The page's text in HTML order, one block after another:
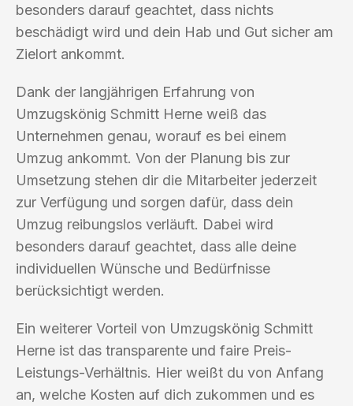
besonders darauf geachtet, dass nichts
beschädigt wird und dein Hab und Gut sicher am
Zielort ankommt.
Dank der langjährigen Erfahrung von
Umzugskönig Schmitt Herne weiß das
Unternehmen genau, worauf es bei einem
Umzug ankommt. Von der Planung bis zur
Umsetzung stehen dir die Mitarbeiter jederzeit
zur Verfügung und sorgen dafür, dass dein
Umzug reibungslos verläuft. Dabei wird
besonders darauf geachtet, dass alle deine
individuellen Wünsche und Bedürfnisse
berücksichtigt werden.
Ein weiterer Vorteil von Umzugskönig Schmitt
Herne ist das transparente und faire Preis-
Leistungs-Verhältnis. Hier weißt du von Anfang
an, welche Kosten auf dich zukommen und es